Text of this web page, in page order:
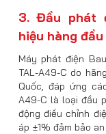
3. Đầu phát
hiệu hàng
Máy phát điện
TAL-A49-C do
Quốc, đáp ứng
A49-C là loại đầu
động điều chỉnh
áp ±1% đảm bảo